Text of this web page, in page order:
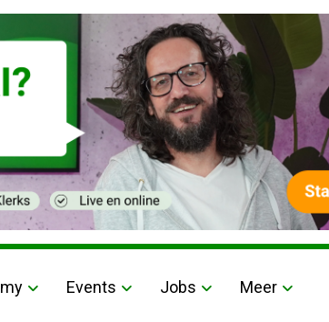
Events Jobs Meer